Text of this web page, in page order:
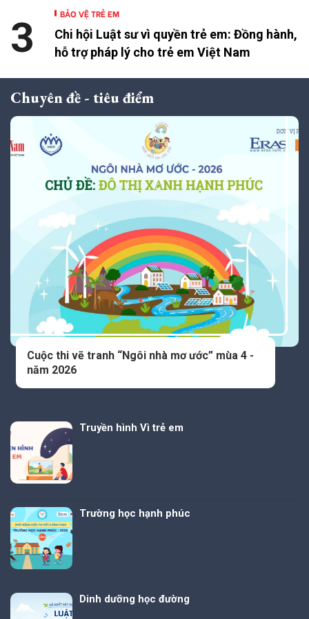
BẢO VỆ TRẺ EM
Chi hội Luật sư vì quyền trẻ em: Đồng hành,
hỗ trợ pháp lý cho trẻ em Việt Nam
3
Chuyên đề - tiêu điểm
Cuộc thi vẽ tranh “Ngôi nhà mơ ước” mùa 4 -
năm 2026
Truyền hình Vì trẻ em
Trường học hạnh phúc
Dinh dưỡng học đường